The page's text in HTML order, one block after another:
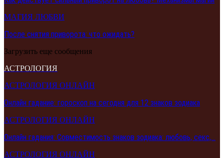
МАГИЯ ЛЮБВИ
После снятия приворота: что ожидать?
Загрузить еще сообщения
АСТРОЛОГИЯ
АСТРОЛОГИЯ ОНЛАЙН
Онлайн гадание: гороскоп на сегодня для 12 знаков зодиака
АСТРОЛОГИЯ ОНЛАЙН
Онлайн гадания: Совместимость знаков зодиака: любовь, секс,…
АСТРОЛОГИЯ ОНЛАЙН